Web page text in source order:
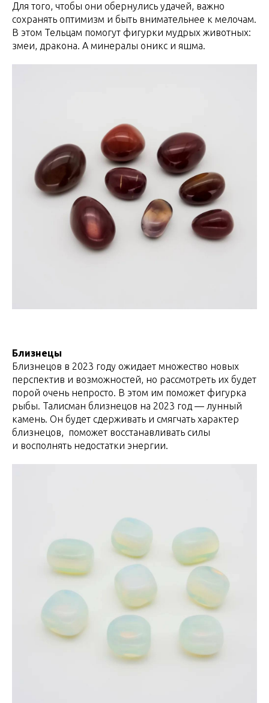
Для того, чтобы они обернулись удачей, важно
сохранять оптимизм и быть внимательнее к мелочам.
В этом Тельцам помогут фигурки мудрых животных:
змеи, дракона. А минералы оникс и яшма.
Близнецы
Близнецов в 2023 году ожидает множество новых
перспектив и возможностей, но рассмотреть их будет
порой очень непросто. В этом им поможет фигурка
рыбы. Талисман близнецов на 2023 год — лунный
камень. Он будет сдерживать и смягчать характер
близнецов, поможет восстанавливать силы
и восполнять недостатки энергии.